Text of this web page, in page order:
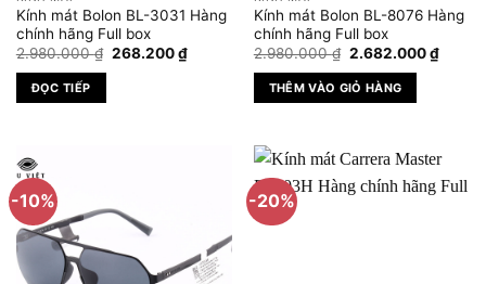
chọn
trên
trang
sản
phẩm
Kính mát Bolon BL-3031 Hàng
chính hãng Full box
2.980.000₫ Giá
268.200₫Giá
hiện
268.200 ₫.
ĐỌC TIẾP
Kính mát Bolon BL-8076 Hàng
chính hãng Full box
2.980.000₫ Giá
là:
2.980.000 ₫.
2.682.000₫Giá
hiện
THÊM VÀO GIỎ HÀNG
-10% -20%